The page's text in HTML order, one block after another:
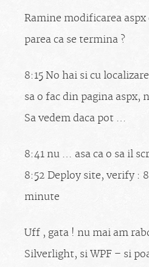
Ramine modificarea
parea ca se termina ?
8:15 No hai si cu
sa o fac din pagina aspx,
Sa vedem daca pot …
8:41 nu … asa ca o sa il
8:52 Deploy site, verify :
minute
Uff , gata ! nu mai am
Silverlight, si WPF – si